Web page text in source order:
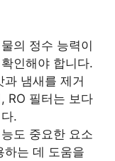
의 정수 능력이
인해야 합니다.
과 냄새를 제거
RO 필터는 보다
.
도 중요한 요소
하는 데 도움을